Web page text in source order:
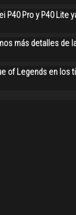
P40 Pro y P40 Lite
más detalles de
of Legends en los